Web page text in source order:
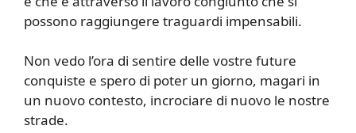
possono raggiungere traguardi impensabili.
Non vedo l’ora di sentire delle vostre future
conquiste e spero di poter un giorno, magari in
un nuovo contesto, incrociare di nuovo le nostre
strade.